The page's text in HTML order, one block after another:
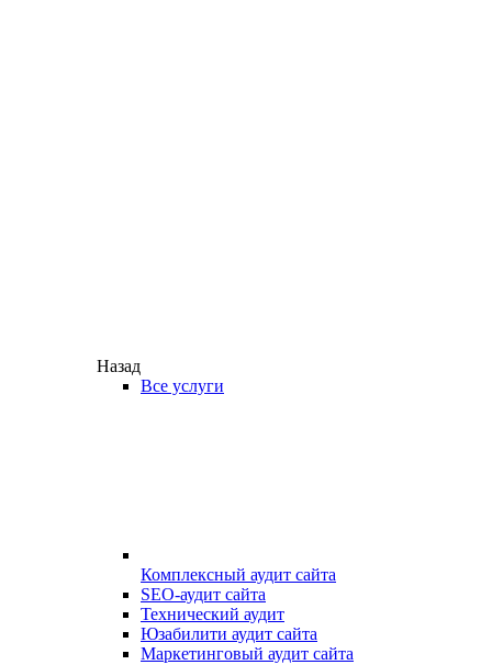
Назад
Все услуги
Комплексный аудит сайта
SEO-аудит сайта
Технический аудит
Юзабилити аудит сайта
Маркетинговый аудит сайта